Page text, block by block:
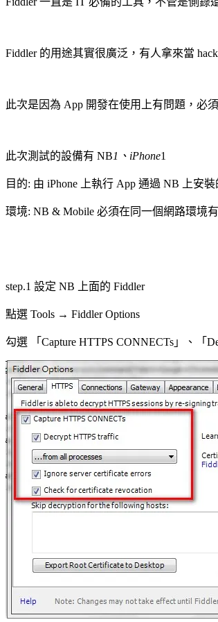
Fiddler 的用途其實很廣泛，有人拿來當
此次是因為 App 開發在使用上有問題，必
此次測試的設備有 NB1、iPhone1
目的: 由 iPhone 上執行 App 通過 NB 上安
環境: NB & Mobile 必須在同一個網路環境
step.1 設定 NB 上面的 Fiddler
點選 Tools → Fiddler Options
勾選 「Capture HTTPS CONNECTs」、「